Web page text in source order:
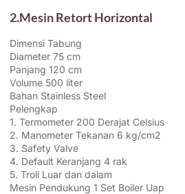
2.Mesin Retort Horizontal
Dimensi Tabung
Diameter 75 cm
Panjang 120 cm
Volume 500 liter
Bahan Stainless Steel
Pelengkap
1. Termometer 200 Derajat Celsius
2. Manometer Tekanan 6 kg/cm2
3. Safety Valve
4. Default Keranjang 4 rak
5. Troli Luar dan dalam
Mesin Pendukung 1 Set Boiler Uap